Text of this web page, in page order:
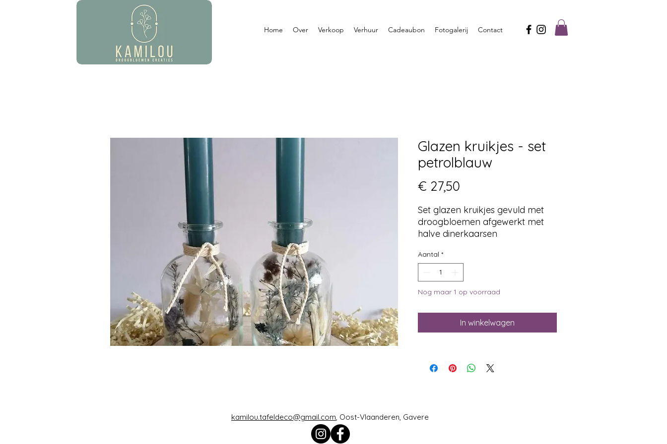
Home Over Verkoop Verhuur Cadeaubon Fotogalerij Contact
Glazen kruikjes - set
petrolblauw
€ 27,50
Set glazen kruikjes gevuld met
droogbloemen afgewerkt met
halve dinerkaarsen
Aantal *
Nog maar 1 op voorraad
In winkelwagen
kamilou.tafeldeco@gmail.com, Oost-Vlaanderen, Gavere